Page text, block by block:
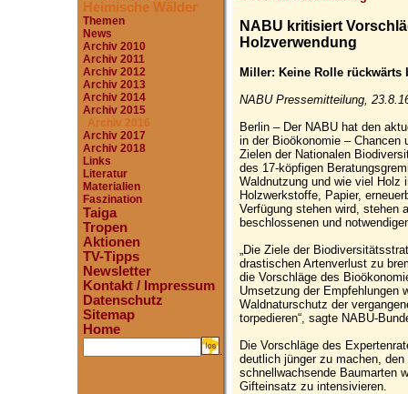
Heimische Wälder
Themen
News
Archiv 2010
Archiv 2011
Archiv 2012
Archiv 2013
Archiv 2014
Archiv 2015
Archiv 2016
Archiv 2017
Archiv 2018
Links
Literatur
Materialien
Faszination
Taiga
Tropen
Aktionen
TV-Tipps
Newsletter
Kontakt / Impressum
Datenschutz
Sitemap
Home
.
NABU kritisiert
Holzverwendung
Miller: Keine Rolle rückwärts
NABU Pressemitteilung,
Berlin – Der NABU hat den
in der Bioökonomie – Chancen
Zielen der Nationalen
des 17-köpfigen
Waldnutzung und wie viel Holz
Holzwerkstoffe, Papier,
Verfügung stehen wird, stehen
beschlossenen und
„Die Ziele der
drastischen Artenverlust zu
die Vorschläge des
Umsetzung der Empfehlungen
Waldnaturschutz der
torpedieren“, sagte NABU-
Die Vorschläge des
deutlich jünger zu machen,
schnellwachsende Baumarten
Gifteinsatz zu intensivieren.